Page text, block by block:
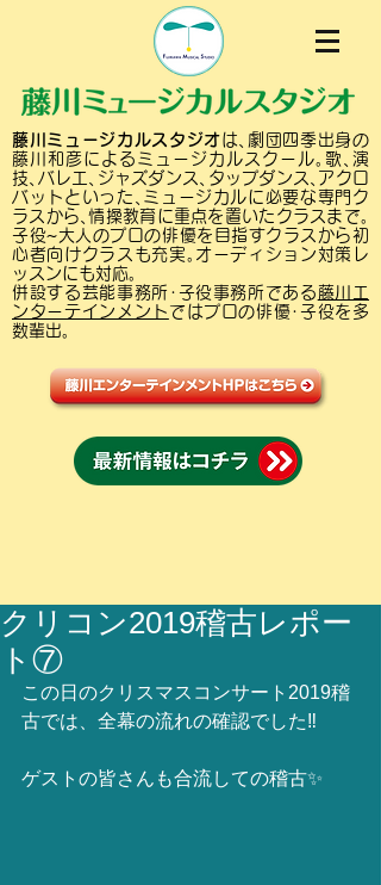
藤川ミュージカルスタジオは､劇団四季出身の
藤川和彦によるミュージカルスクール｡歌､演
技､バレエ､ジャズダンス､タップダンス､アクロ
バットといった､ミュージカルに必要な専門ク
ラスから､情操教育に重点を置いたクラスまで｡
子役~大人のプロの俳優を目指すクラスから初
心者向けクラスも充実｡オーディション対策レ
ッスンにも対応｡
併設する芸能事務所･子役事務所である 藤川エ
ンターテインメント ではプロの俳優･子役を多
数輩出｡
クリコン2019稽古レポー
ト⑦
この日のクリスマスコンサート2019稽
古では、全幕の流れの確認でした‼️
ゲストの皆さんも合流しての稽古✨